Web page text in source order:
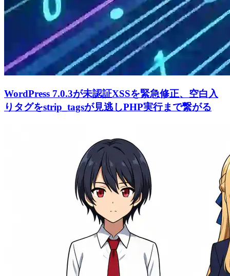
WordPress 7.0.3が未認証XSSを緊急修正、空白入
りタグをstrip_tagsが見逃しPHP実行まで繋がる